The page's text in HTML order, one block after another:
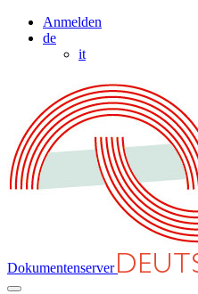
Anmelden
de
it
Dokumentenserver